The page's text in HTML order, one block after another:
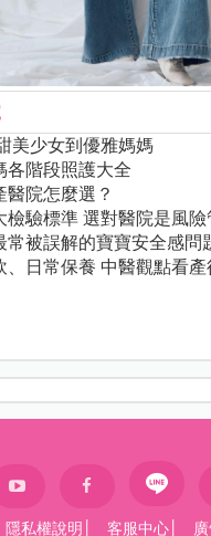
美少女到優雅媽媽
各階段照護大全
醫院怎麼選？
檢驗標準 選對醫院是風險
常被誤解的寶寶安全感問
、日常保養 中醫觀點看產
隱私權說明 客服中心